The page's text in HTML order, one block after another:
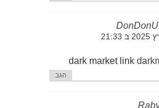
dark market link
הגב